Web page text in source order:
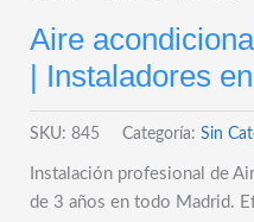
Aire
| Instaladores
SKU:845 Categoría:Sin
Instalación profesional de
de 3 años en todo Madrid.